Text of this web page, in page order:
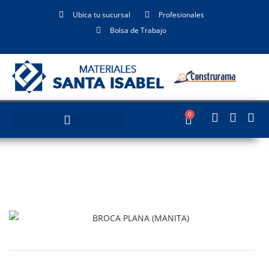
Ubica tu sucursal
Profesionales
Bolsa de Trabajo
0